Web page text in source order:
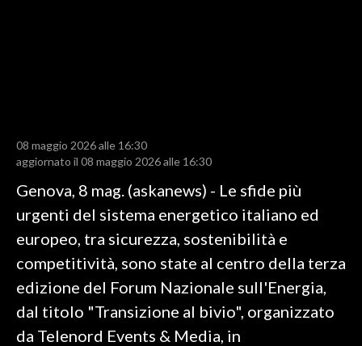
RISULTATI E CLASSIFICHE
CALCIO REGIONALE
BASKET
VOLLEY
MOTORI
TENNIS
ALTRI SPORT
08 maggio 2026 alle 16:30
aggiornato il 08 maggio 2026 alle 16:30
Genova, 8 mag. (askanews) - Le sfide più
urgenti del sistema energetico italiano ed
europeo, tra sicurezza, sostenibilità e
competitività, sono state al centro della terza
edizione del Forum Nazionale sull'Energia,
dal titolo "Transizione al bivio", organizzato
da Telenord Events & Media, in